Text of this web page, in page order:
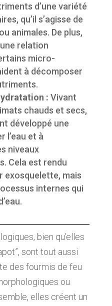
d’une variété
qu’il s’agisse de
animales. De plus,
relation
micro-
à décomposer
: Vivant
chauds et secs,
développé une
l’eau et à
niveaux
Cela est rendu
exosquelette, mais
internes qui
bien qu’elles
sont tout aussi
des fourmis de feu
ou
elles créent un